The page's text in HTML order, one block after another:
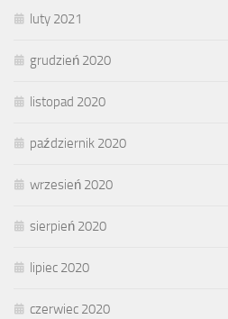
luty 2021
grudzień 2020
listopad 2020
październik 2020
wrzesień 2020
sierpień 2020
lipiec 2020
czerwiec 2020